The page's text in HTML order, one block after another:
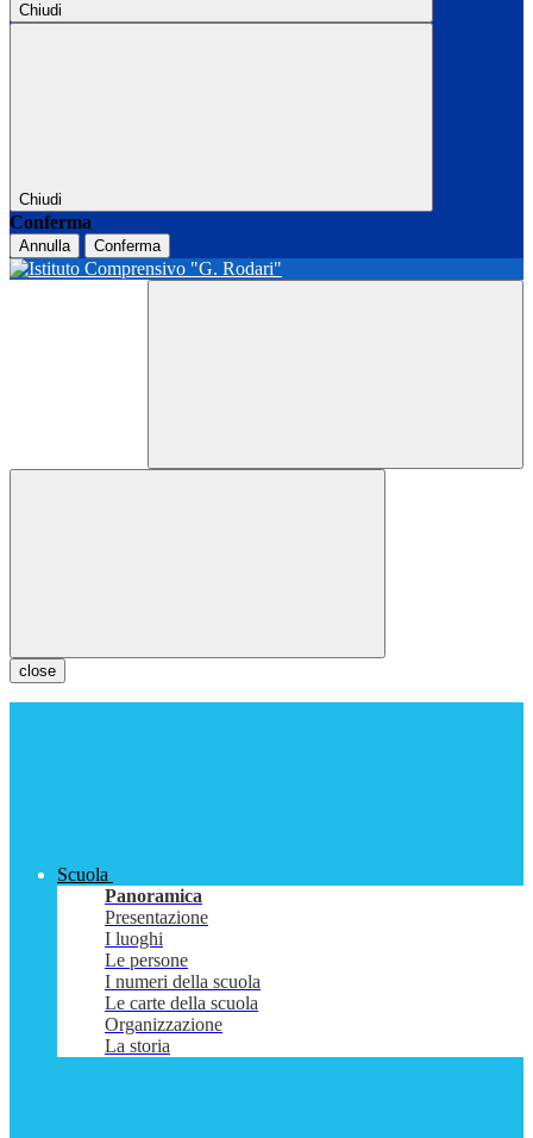
Chiudi
Chiudi
Conferma
Annulla Conferma
close
Scuola
Panoramica
Presentazione
I luoghi
Le persone
I numeri della scuola
Le carte della scuola
Organizzazione
La storia